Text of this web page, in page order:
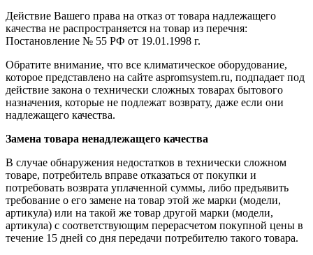
Действие Вашего права на отказ от товара надлежащего
качества не распространяется на товар из перечня:
Постановление № 55 РФ от 19.01.1998 г.
Обратите внимание, что все климатическое оборудование,
которое представлено на сайте aspromsystem.ru, подпадает под
действие закона о технически сложных товарах бытового
назначения, которые не подлежат возврату, даже если они
надлежащего качества.
Замена товара ненадлежащего качества
В случае обнаружения недостатков в технически сложном
товаре, потребитель вправе отказаться от покупки и
потребовать возврата уплаченной суммы, либо предъявить
требование о его замене на товар этой же марки (модели,
артикула) или на такой же товар другой марки (модели,
артикула) с соответствующим перерасчетом покупной цены в
течение 15 дней со дня передачи потребителю такого товара.